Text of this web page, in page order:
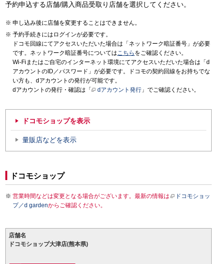
予約申込する店舗/購入商品受取り店舗を選択してください。
申し込み後に店舗を変更することはできません。
予約手続きにはログインが必要です。
ドコモ回線にてアクセスいただいた場合は「ネットワーク暗証番号」が必要
です。ネットワーク暗証番号についてはこちら をご確認ください。
Wi-Fiまたはご自宅のインターネット環境にてアクセスいただいた場合は「d
アカウントのID／パスワード」が必要です。ドコモの契約回線をお持ちでな
い方も、dアカウントの発行が可能です。
dアカウントの発行・確認は「
dアカウント発行 」でご確認ください。
ドコモショップを表示
量販店などを表示
ドコモショップ
営業時間などは変更となる場合がございます。最新の情報は
ドコモショッ
プ／d gardenからご確認ください。
店舗名
ドコモショップ大津店(熊本県)